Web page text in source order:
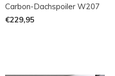
Carbon-Dachspoiler W207
€229,95